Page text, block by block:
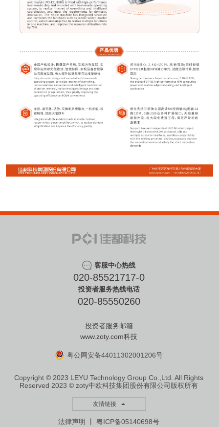
客服中心热线
020-85521717-0
投资者服务热线电话
020-85550260
投资者服务邮箱
www.zoty.com科技
粤公网安备44011302001206号
Copyright © 2023 LEYU Technology Group Co.,Ltd. All Rights
Reserved 2023 © zoty中欧科技集团股份有限公司版权所有
友情链接
法律声明 粤ICP备05140698号